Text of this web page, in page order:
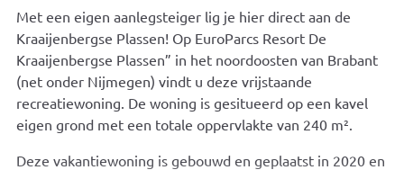
Met een eigen aanlegsteiger lig je hier direct aan de
Kraaijenbergse Plassen! Op EuroParcs Resort De
Kraaijenbergse Plassen” in het noordoosten van Brabant
(net onder Nijmegen) vindt u deze vrijstaande
recreatiewoning. De woning is gesitueerd op een kavel
eigen grond met een totale oppervlakte van 240 m².
Deze vakantiewoning is gebouwd en geplaatst in 2020 en